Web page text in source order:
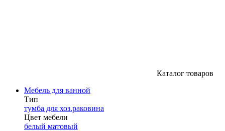
Каталог товаров
Мебель для ванной
Тип
тумба для хоз.раковина
Цвет мебели
белый матовый